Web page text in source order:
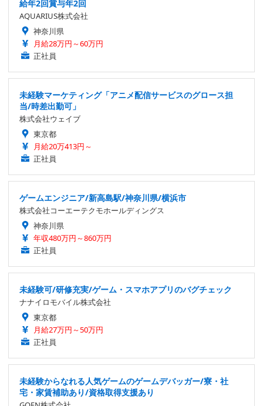
給年2回賞与年2回
AQUARIUS株式会社
神奈川県
月給28万円～60万円
正社員
未経験マーケティング「アニメ配信サービスのグロース担
当/時差出勤可」
株式会社ウェイブ
東京都
月給20万413円～
正社員
ゲームエンジニア/新高島駅/神奈川県/横浜市
株式会社コーエーテクモホールディングス
神奈川県
年収480万円～860万円
正社員
未経験可/研修充実/ゲーム・スマホアプリのバグチェック
ナナイロモバイル株式会社
東京都
月給27万円～50万円
正社員
未経験からなれる人気ゲームのゲームデバッガー/寮・社
宅・家賃補助あり/資格取得支援あり